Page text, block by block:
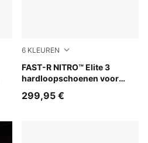
6 KLEUREN
FAST-R NITRO™ Elite 3
hardloopschoenen voor
PUMA Black-Light Lavender
299,95 €